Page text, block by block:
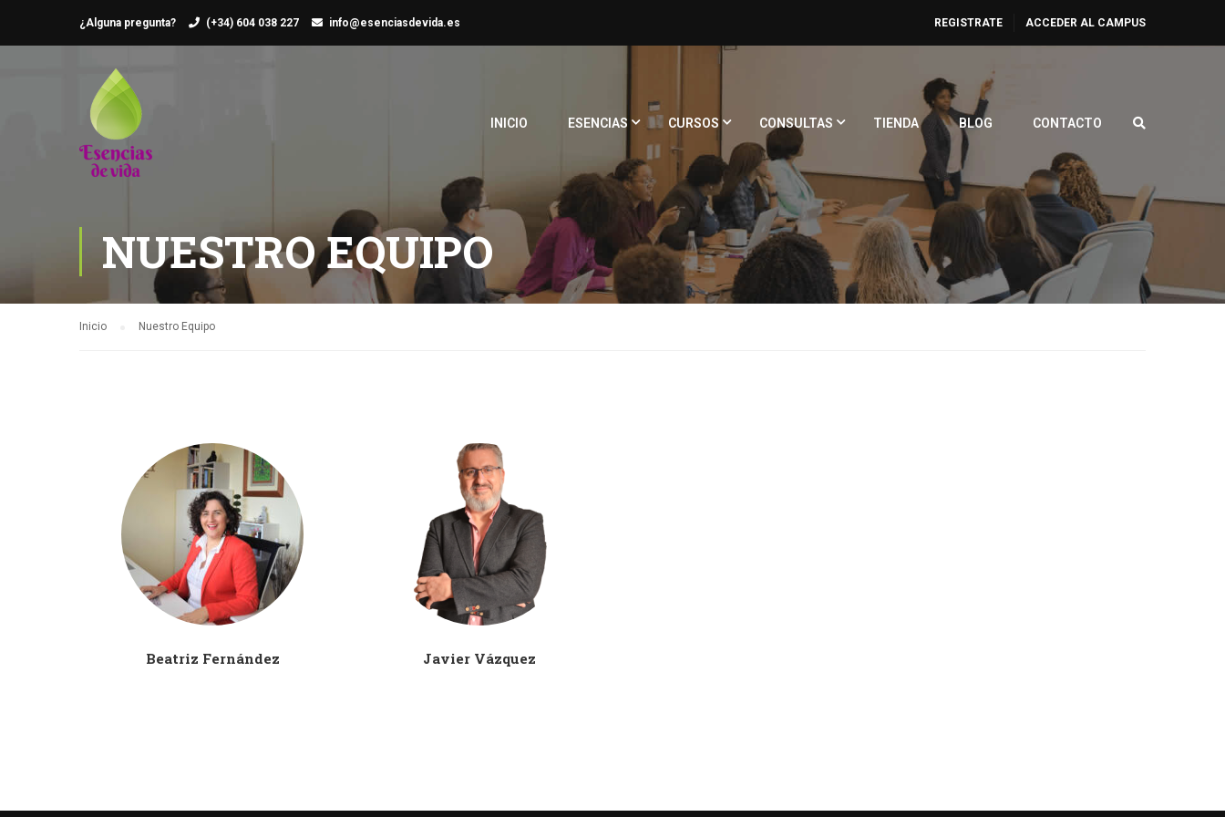
¿Alguna pregunta? (+34) 604 038 227 info@esenciasdevida.es REGISTRATE ACCEDER AL CAMPUS
INICIO ESENCIAS CURSOS CONSULTAS TIENDA BLOG CONTACTO
NUESTRO EQUIPO
Inicio Nuestro Equipo
Beatriz Fernández Javier Vázquez